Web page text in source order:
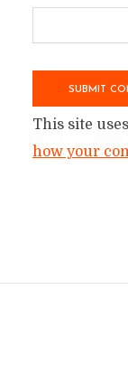
This site
how your